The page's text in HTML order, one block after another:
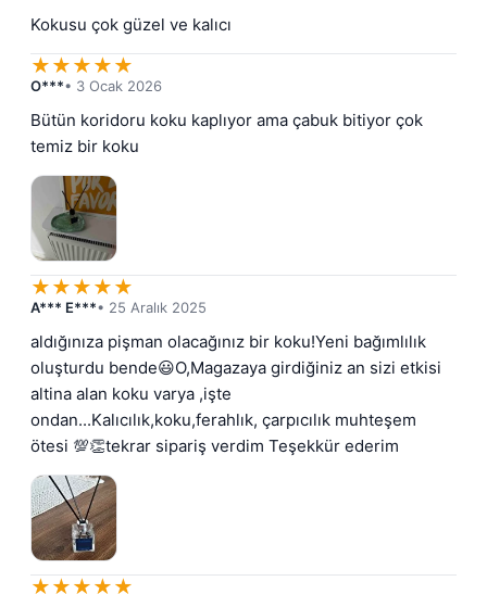
Kokusu çok güzel ve kalıcı
★★★★★
O***• 3 Ocak 2026
Bütün koridoru koku kaplıyor ama çabuk bitiyor çok
temiz bir koku
★★★★★
A*** E***• 25 Aralık 2025
aldığınıza pişman olacağınız bir koku!Yeni bağımlılık
oluşturdu bende😃O,Magazaya girdiğiniz an sizi etkisi
altina alan koku varya ,işte
ondan...Kalıcılık,koku,ferahlık, çarpıcılık muhteşem
ötesi 💯👏tekrar sipariş verdim Teşekkür ederim
★★★★★